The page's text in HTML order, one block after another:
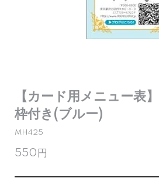
【カード用メニュー表
枠付き(ブルー)
MH425
550円